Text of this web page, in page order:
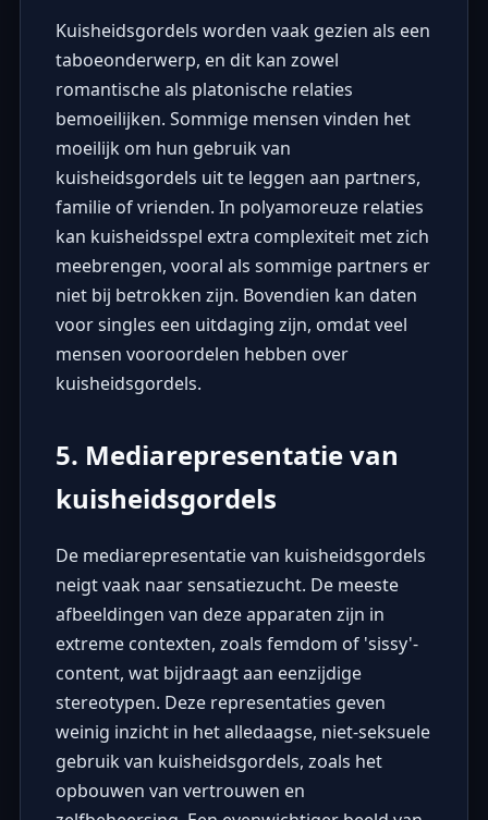
Kuisheidsgordels worden vaak gezien als een
taboeonderwerp, en dit kan zowel
romantische als platonische relaties
bemoeilijken. Sommige mensen vinden het
moeilijk om hun gebruik van
kuisheidsgordels uit te leggen aan partners,
familie of vrienden. In polyamoreuze relaties
kan kuisheidsspel extra complexiteit met zich
meebrengen, vooral als sommige partners er
niet bij betrokken zijn. Bovendien kan daten
voor singles een uitdaging zijn, omdat veel
mensen vooroordelen hebben over
kuisheidsgordels.
5. Mediarepresentatie van
kuisheidsgordels
De mediarepresentatie van kuisheidsgordels
neigt vaak naar sensatiezucht. De meeste
afbeeldingen van deze apparaten zijn in
extreme contexten, zoals femdom of 'sissy'-
content, wat bijdraagt aan eenzijdige
stereotypen. Deze representaties geven
weinig inzicht in het alledaagse, niet-seksuele
gebruik van kuisheidsgordels, zoals het
opbouwen van vertrouwen en